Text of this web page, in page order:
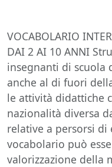
VOCABOLARIO
DAI 2 AI 10 ANNI
insegnanti di scuola
anche al di fuori
le attività didattiche
nazionalità diversa
relative a persorsi
vocabolario può
valorizzazione della